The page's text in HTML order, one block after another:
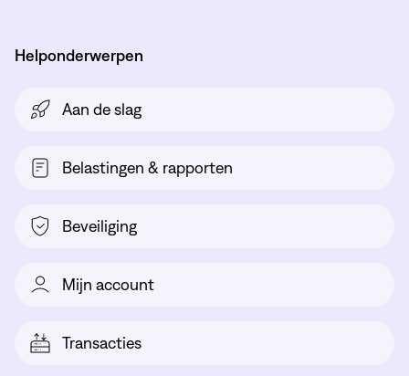
Helponderwerpen
Aan de slag
Belastingen & rapporten
Beveiliging
Mijn account
Transacties